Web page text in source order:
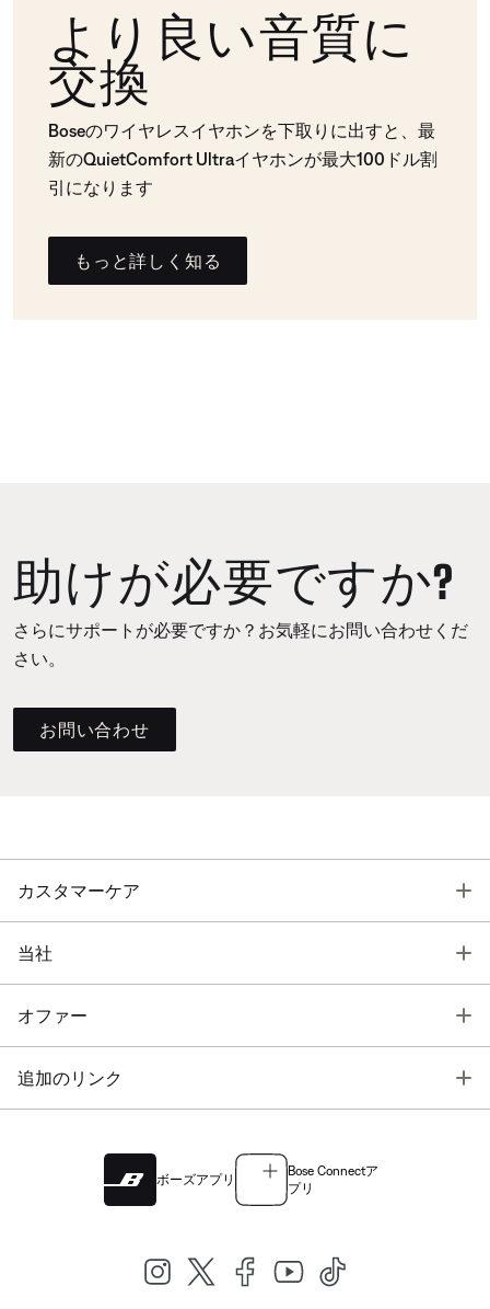
より良い音質に
交換
Boseのワイヤレスイヤホンを下取りに出すと、最
新のQuietComfort Ultraイヤホンが最大100ドル割
引になります
もっと詳しく知る
助けが必要ですか?
さらにサポートが必要ですか？お気軽にお問い合わせくだ
さい。
お問い合わせ
カスタマーケア
当社
オファー
追加のリンク
ボーズアプリ
Bose Connectア
プリ